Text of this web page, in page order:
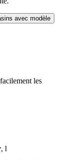
avec modèle
les
, l